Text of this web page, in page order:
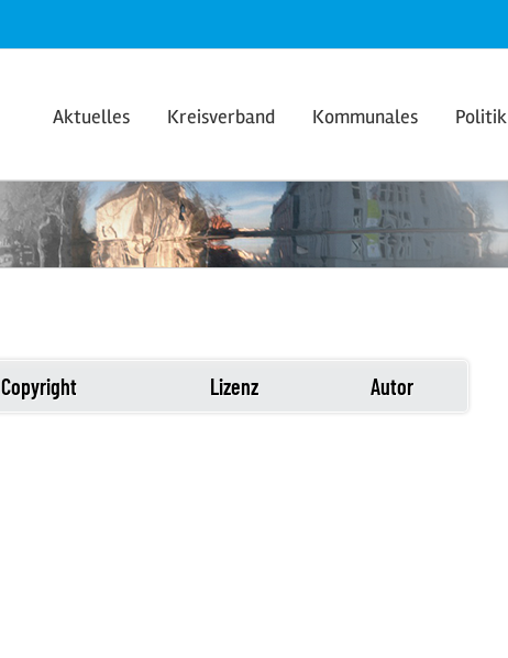
Aktuelles Kreisverband Kommunales Politik
Copyright Lizenz Autor